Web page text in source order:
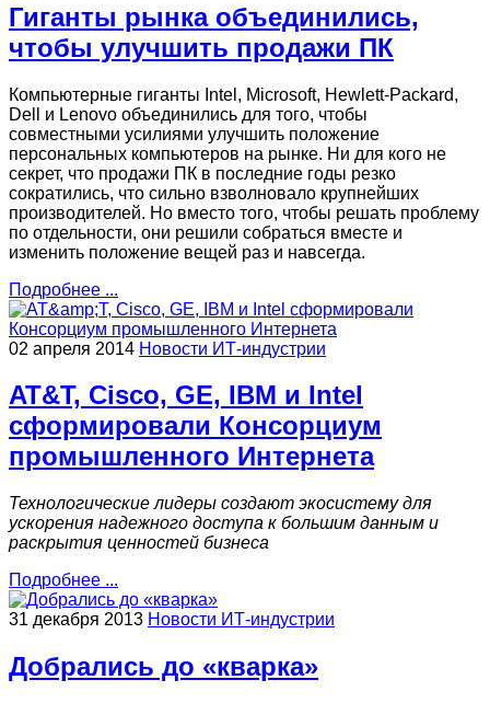
Гиганты рынка объединились,
чтобы улучшить продажи ПК
Компьютерные гиганты Intel, Microsoft, Hewlett-Packard,
Dell и Lenovo объединились для того, чтобы
совместными усилиями улучшить положение
персональных компьютеров на рынке. Ни для кого не
секрет, что продажи ПК в последние годы резко
сократились, что сильно взволновало крупнейших
производителей. Но вместо того, чтобы решать проблему
по отдельности, они решили собраться вместе и
изменить положение вещей раз и навсегда.
Подробнее ...
02 апреля 2014 Новости ИТ-индустрии
AT&T, Cisco, GE, IBM и Intel
сформировали Консорциум
промышленного Интернета
Технологические лидеры создают экосистему для
ускорения надежного доступа к большим данным и
раскрытия ценностей бизнеса
Подробнее ...
31 декабря 2013 Новости ИТ-индустрии
Добрались до «кварка»